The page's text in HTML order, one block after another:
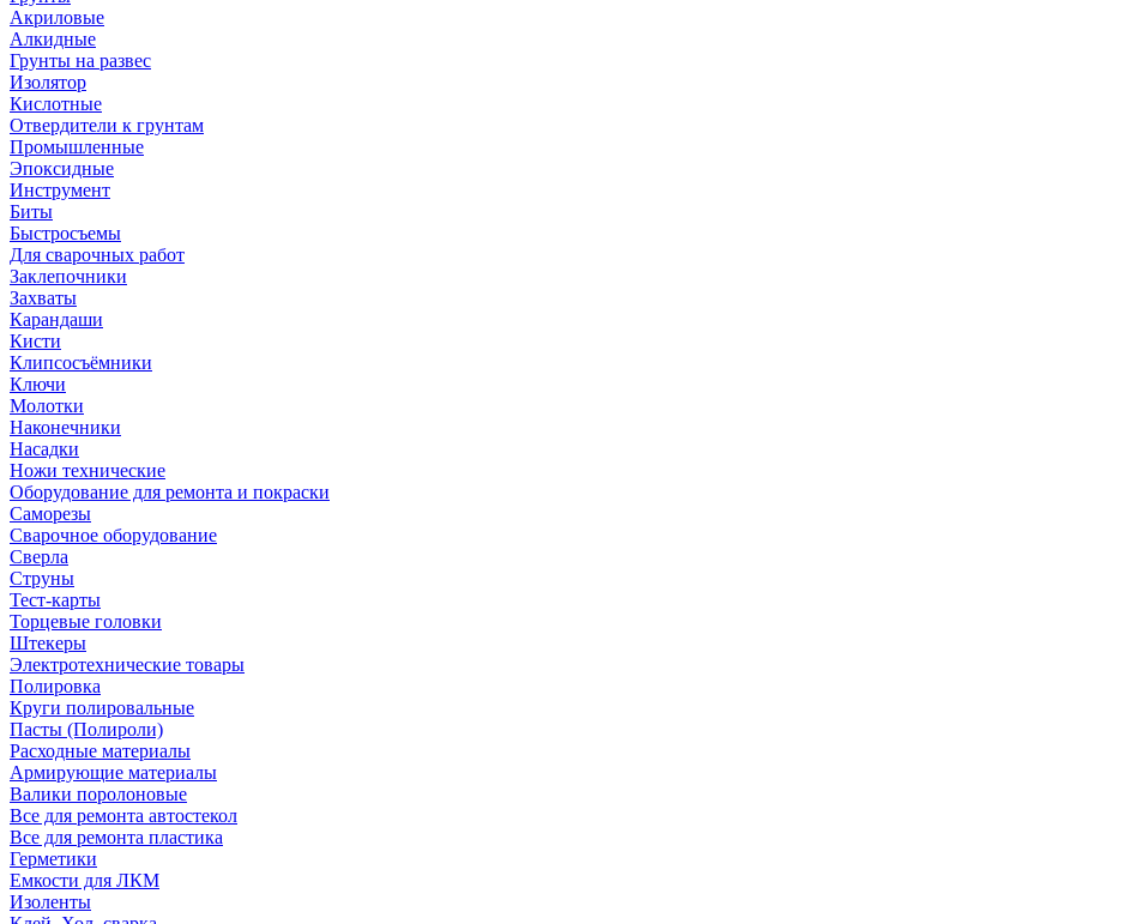
Акриловые
Алкидные
Грунты на развес
Изолятор
Кислотные
Отвердители к грунтам
Промышленные
Эпоксидные
Инструмент
Биты
Быстросъемы
Для сварочных работ
Заклепочники
Захваты
Карандаши
Кисти
Клипсосъёмники
Ключи
Молотки
Наконечники
Насадки
Ножи технические
Оборудование для ремонта и покраски
Саморезы
Сварочное оборудование
Сверла
Струны
Тест-карты
Торцевые головки
Штекеры
Электротехнические товары
Полировка
Круги полировальные
Пасты (Полироли)
Расходные материалы
Армирующие материалы
Валики поролоновые
Все для ремонта автостекол
Все для ремонта пластика
Герметики
Емкости для ЛКМ
Изоленты